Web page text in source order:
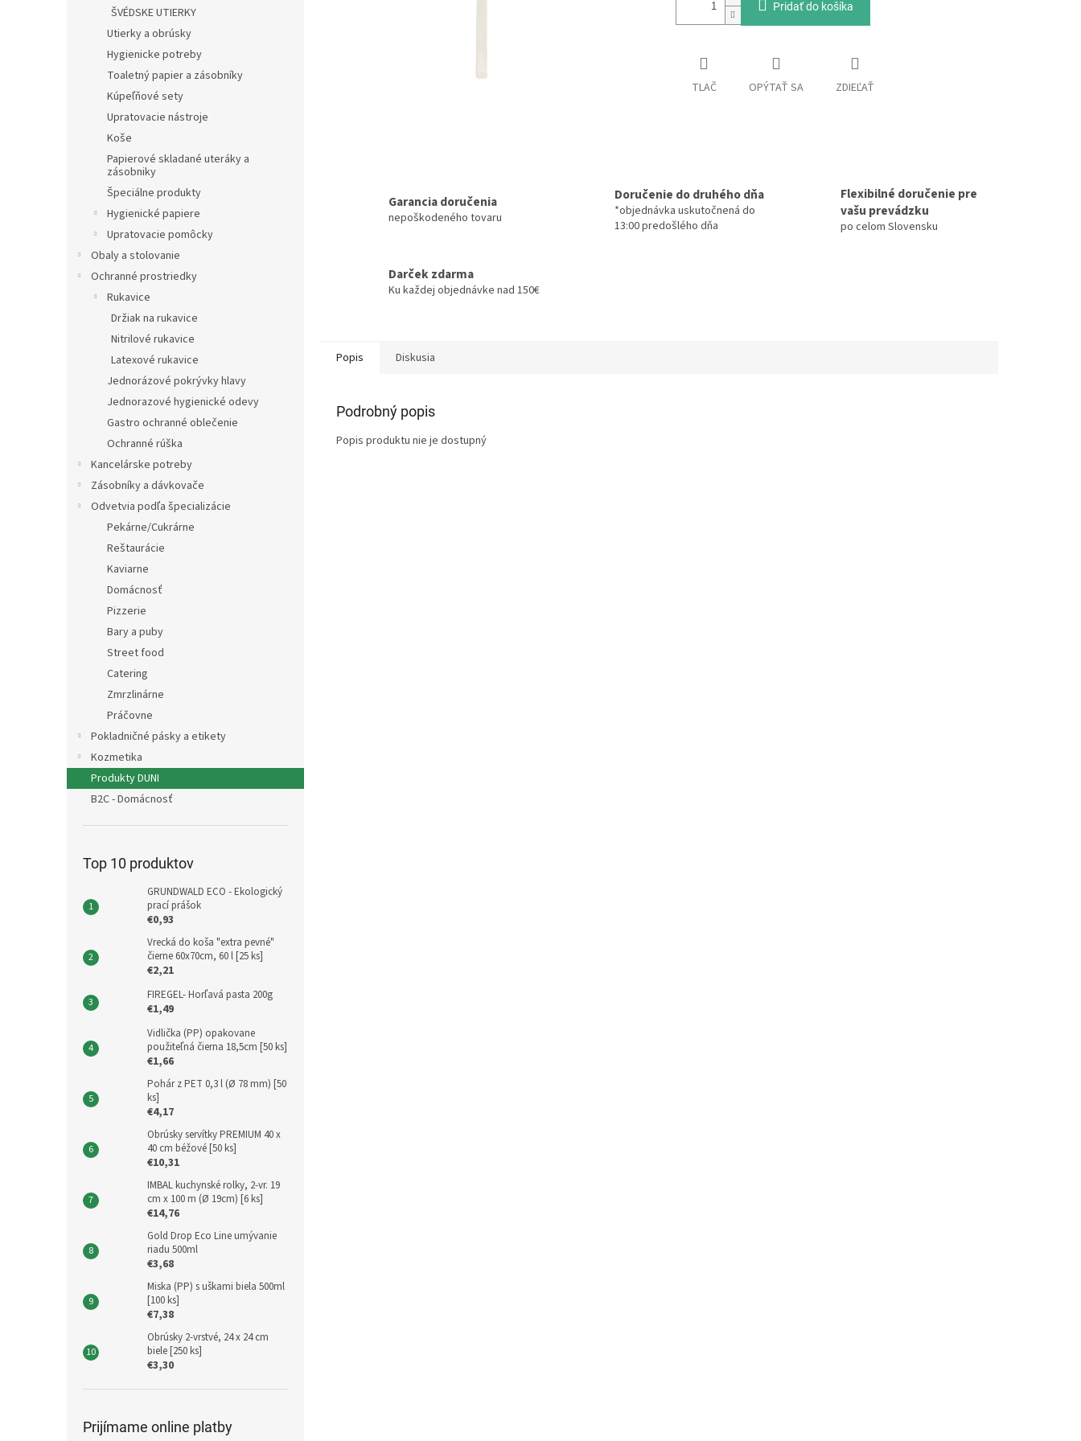
ŠVÉDSKE UTIERKY
Utierky a obrúsky
Hygienicke potreby
Toaletný papier a zásobníky
Kúpeľňové sety
Upratovacie nástroje
Koše
Papierové skladané uteráky a
zásobniky
Špeciálne produkty
Hygienické papiere
Upratovacie pomôcky
Obaly a stolovanie
Ochranné prostriedky
Rukavice
Držiak na rukavice
Nitrilové rukavice
Latexové rukavice
Jednorázové pokrývky hlavy
Jednorazové hygienické odevy
Gastro ochranné oblečenie
Ochranné rúška
Kancelárske potreby
Zásobníky a dávkovače
Odvetvia podľa špecializácie
Pekárne/Cukrárne
Reštaurácie
Kaviarne
Domácnosť
Pizzerie
Bary a puby
Street food
Catering
Zmrzlinárne
Práčovne
Pokladničné pásky a etikety
Kozmetika
Produkty DUNI
B2C - Domácnosť
Top 10 produktov
GRUNDWALD ECO - Ekologický
prací prášok
€0,93
Vrecká do koša "extra pevné"
čierne 60x70cm, 60 l [25 ks]
€2,21
FIREGEL- Horľavá pasta 200g
€1,49
Vidlička (PP) opakovane
použiteľná čierna 18,5cm [50 ks]
€1,66
Pohár z PET 0,3 l (Ø 78 mm) [50
ks]
€4,17
Obrúsky servítky PREMIUM 40 x
40 cm béžové [50 ks]
€10,31
IMBAL kuchynské rolky, 2-vr. 19
cm x 100 m (Ø 19cm) [6 ks]
€14,76
Gold Drop Eco Line umývanie
riadu 500ml
€3,68
Miska (PP) s uškami biela 500ml
[100 ks]
€7,38
Obrúsky 2-vrstvé, 24 x 24 cm
biele [250 ks]
€3,30
Prijímame online platby
Pridať do košíka
TLAČ OPÝTAŤ SA ZDIEĽAŤ
Garancia doručenia
nepoškodeného tovaru
Doručenie do druhého dňa
*objednávka uskutočnená do
13:00 predošlého dňa
Flexibilné doručenie pre
vašu prevádzku
po celom Slovensku
Darček zdarma
Ku každej objednávke nad 150€
Popis Diskusia
Podrobný popis
Popis produktu nie je dostupný